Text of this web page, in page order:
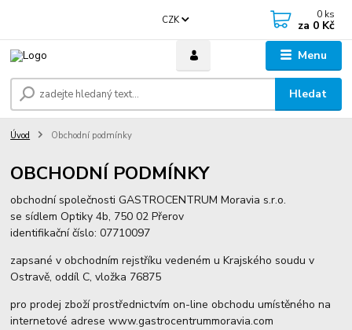
Menu
CZK
Hledat
0 ks
za 0 Kč
Úvod Obchodní podmínky
OBCHODNÍ PODMÍNKY
obchodní společnosti GASTROCENTRUM Moravia s.r.o.
se sídlem Optiky 4b, 750 02 Přerov
identifikační číslo: 07710097
zapsané v obchodním rejstříku vedeném u Krajského soudu v
Ostravě, oddíl C, vložka 76875
pro prodej zboží prostřednictvím on-line obchodu umístěného na
internetové adrese www.gastrocentrummoravia.com